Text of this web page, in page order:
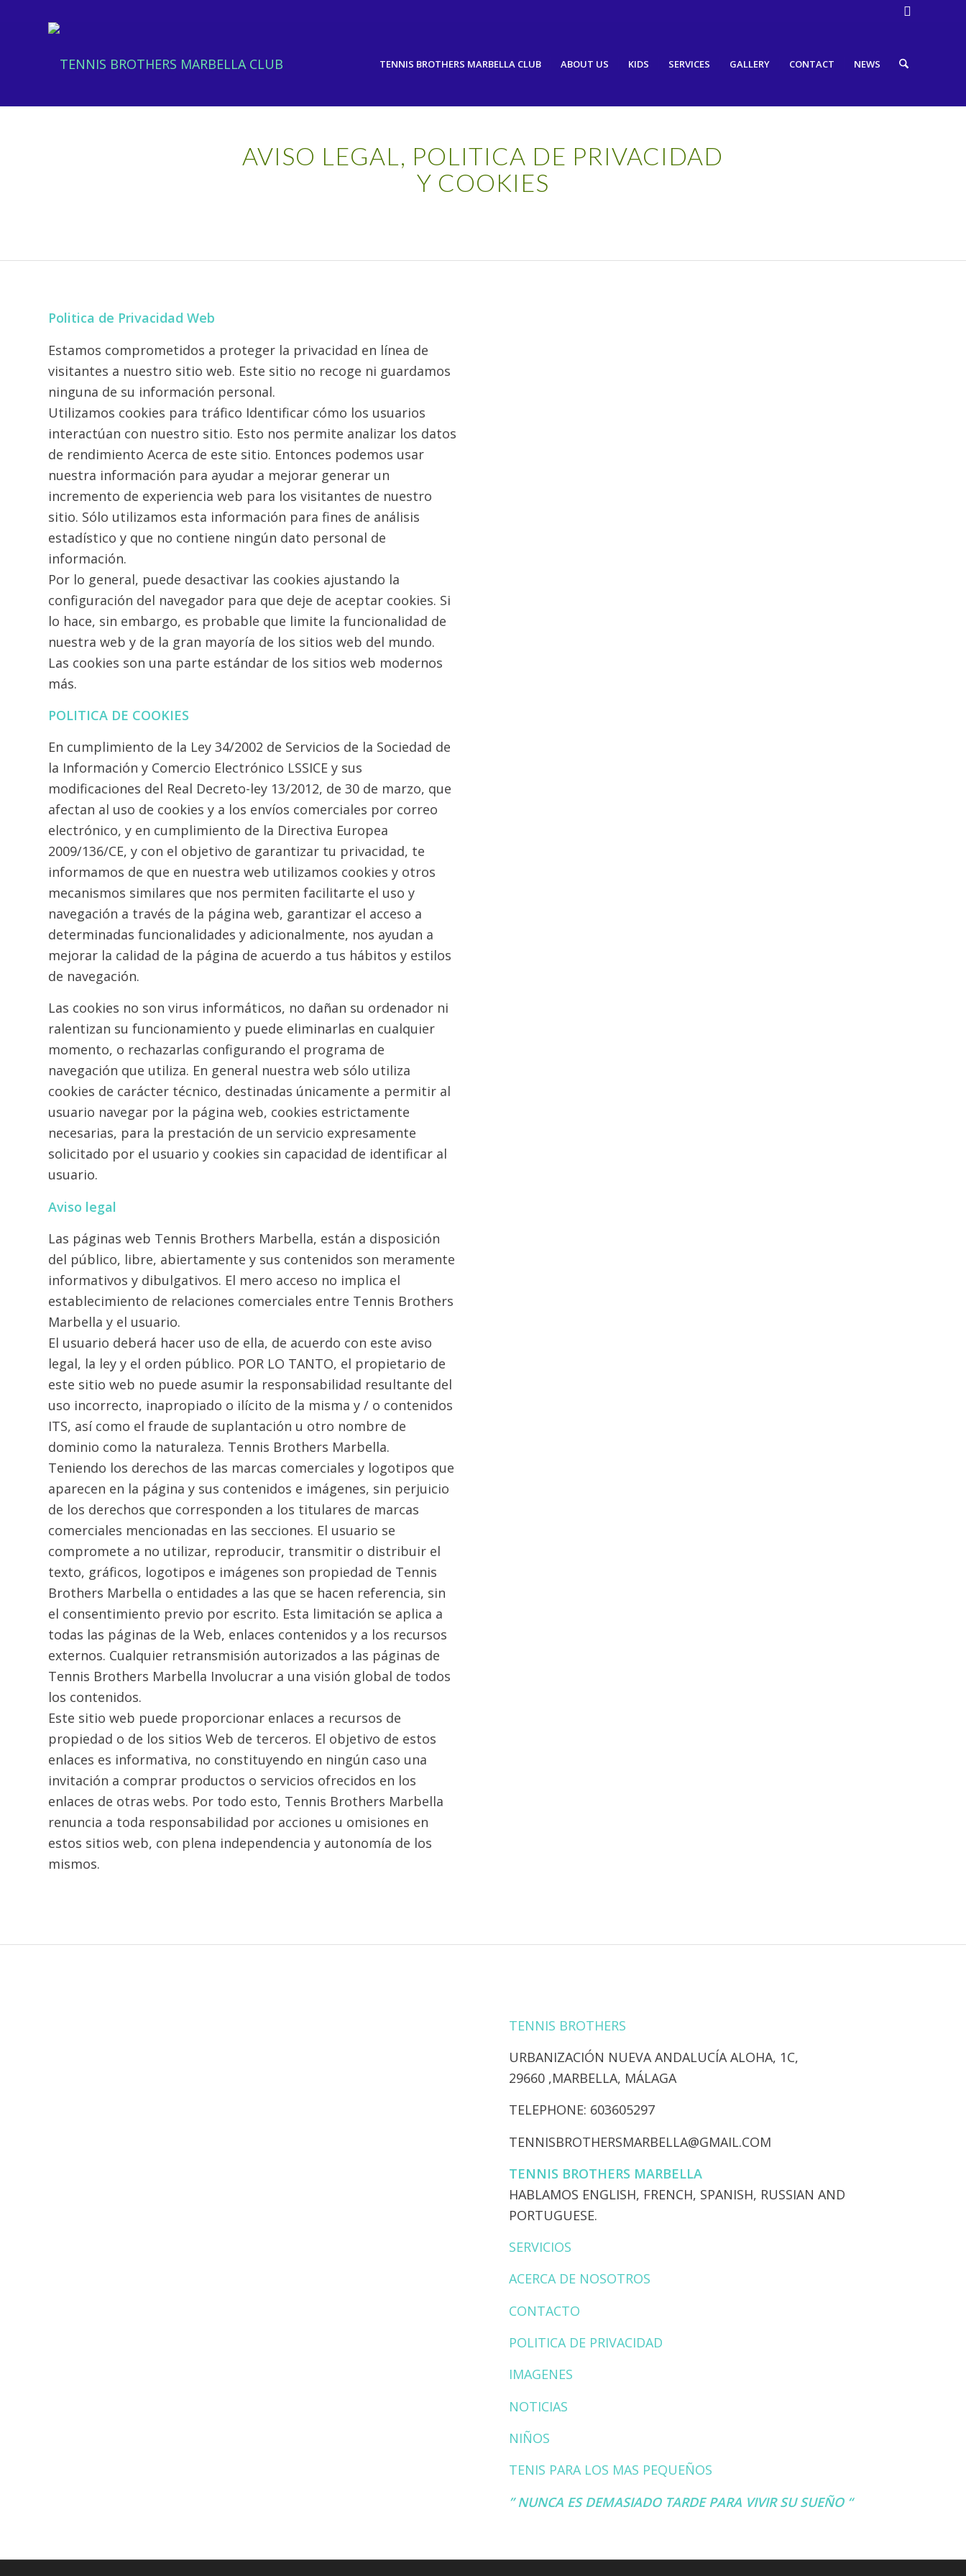
TENNIS BROTHERS MARBELLA CLUB ABOUT US KIDS SERVICES GALLERY CONTACT NEWS
AVISO LEGAL, POLITICA DE PRIVACIDAD
Y COOKIES
Politica de Privacidad Web
Estamos comprometidos a proteger la privacidad en línea de
visitantes a nuestro sitio web. Este sitio no recoge ni guardamos
ninguna de su información personal.
Utilizamos cookies para tráfico Identificar cómo los usuarios
interactúan con nuestro sitio. Esto nos permite analizar los datos
de rendimiento Acerca de este sitio. Entonces podemos usar
nuestra información para ayudar a mejorar generar un
incremento de experiencia web para los visitantes de nuestro
sitio. Sólo utilizamos esta información para fines de análisis
estadístico y que no contiene ningún dato personal de
información.
Por lo general, puede desactivar las cookies ajustando la
configuración del navegador para que deje de aceptar cookies. Si
lo hace, sin embargo, es probable que limite la funcionalidad de
nuestra web y de la gran mayoría de los sitios web del mundo.
Las cookies son una parte estándar de los sitios web modernos
más.
POLITICA DE COOKIES
En cumplimiento de la Ley 34/2002 de Servicios de la Sociedad de
la Información y Comercio Electrónico LSSICE y sus
modificaciones del Real Decreto-ley 13/2012, de 30 de marzo, que
afectan al uso de cookies y a los envíos comerciales por correo
electrónico, y en cumplimiento de la Directiva Europea
2009/136/CE, y con el objetivo de garantizar tu privacidad, te
informamos de que en nuestra web utilizamos cookies y otros
mecanismos similares que nos permiten facilitarte el uso y
navegación a través de la página web, garantizar el acceso a
determinadas funcionalidades y adicionalmente, nos ayudan a
mejorar la calidad de la página de acuerdo a tus hábitos y estilos
de navegación.
Las cookies no son virus informáticos, no dañan su ordenador ni
ralentizan su funcionamiento y puede eliminarlas en cualquier
momento, o rechazarlas configurando el programa de
navegación que utiliza. En general nuestra web sólo utiliza
cookies de carácter técnico, destinadas únicamente a permitir al
usuario navegar por la página web, cookies estrictamente
necesarias, para la prestación de un servicio expresamente
solicitado por el usuario y cookies sin capacidad de identificar al
usuario.
Aviso legal
Las páginas web Tennis Brothers Marbella, están a disposición
del público, libre, abiertamente y sus contenidos son meramente
informativos y dibulgativos. El mero acceso no implica el
establecimiento de relaciones comerciales entre Tennis Brothers
Marbella y el usuario.
El usuario deberá hacer uso de ella, de acuerdo con este aviso
legal, la ley y el orden público. POR LO TANTO, el propietario de
este sitio web no puede asumir la responsabilidad resultante del
uso incorrecto, inapropiado o ilícito de la misma y / o contenidos
ITS, así como el fraude de suplantación u otro nombre de
dominio como la naturaleza. Tennis Brothers Marbella.
Teniendo los derechos de las marcas comerciales y logotipos que
aparecen en la página y sus contenidos e imágenes, sin perjuicio
de los derechos que corresponden a los titulares de marcas
comerciales mencionadas en las secciones. El usuario se
compromete a no utilizar, reproducir, transmitir o distribuir el
texto, gráficos, logotipos e imágenes son propiedad de Tennis
Brothers Marbella o entidades a las que se hacen referencia, sin
el consentimiento previo por escrito. Esta limitación se aplica a
todas las páginas de la Web, enlaces contenidos y a los recursos
externos. Cualquier retransmisión autorizados a las páginas de
Tennis Brothers Marbella Involucrar a una visión global de todos
los contenidos.
Este sitio web puede proporcionar enlaces a recursos de
propiedad o de los sitios Web de terceros. El objetivo de estos
enlaces es informativa, no constituyendo en ningún caso una
invitación a comprar productos o servicios ofrecidos en los
enlaces de otras webs. Por todo esto, Tennis Brothers Marbella
renuncia a toda responsabilidad por acciones u omisiones en
estos sitios web, con plena independencia y autonomía de los
mismos.
TENNIS BROTHERS
URBANIZACIÓN NUEVA ANDALUCÍA ALOHA, 1C,
​29660 ,MARBELLA, MÁLAGA
​TELEPHONE: 603605297
TENNISBROTHERSMARBELLA@GMAIL.COM
TENNIS BROTHERS MARBELLA
​HABLAMOS ENGLISH, FRENCH, SPANISH, RUSSIAN AND
PORTUGUESE.
SERVICIOS
ACERCA DE NOSOTROS
CONTACTO
POLITICA DE PRIVACIDAD
IMAGENES
NOTICIAS
NIÑOS
TENIS PARA LOS MAS PEQUEÑOS
” NUNCA ES DEMASIADO TARDE PARA VIVIR SU SUEÑO “